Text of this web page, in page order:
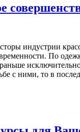
индустрии
По
с ними, то в